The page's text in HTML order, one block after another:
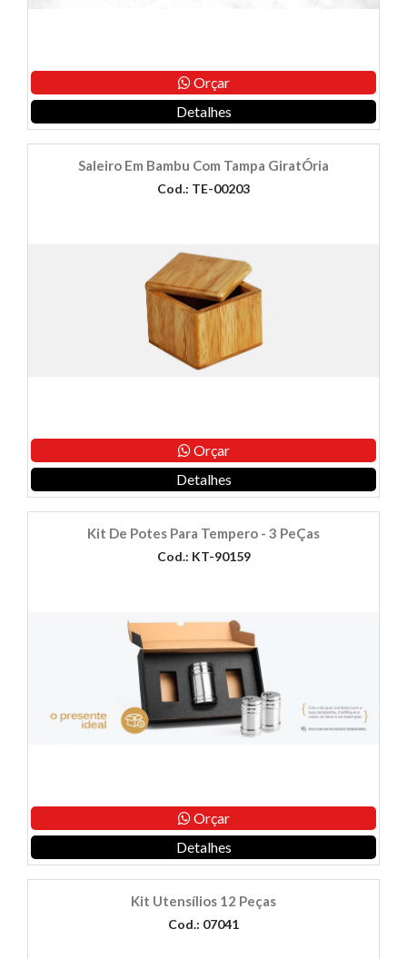
Orçar
Detalhes
Saleiro Em Bambu Com Tampa GiratÓria
Cod.: TE-00203
Orçar
Detalhes
Kit De Potes Para Tempero - 3 PeÇas
Cod.: KT-90159
Orçar
Detalhes
Kit Utensílios 12 Peças
Cod.: 07041